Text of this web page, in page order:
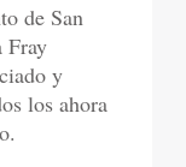
de San
Fray
y
los ahora